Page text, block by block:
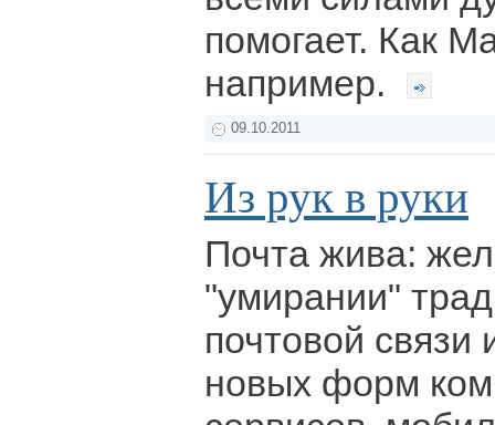
помогает. Как
например.
09.10.2011
Из рук в руки
Почта жива:
"умирании"
почтовой связи
новых форм